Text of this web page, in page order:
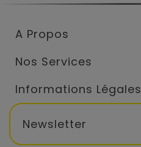
A Propos
Nos Services
Informations Légales
Newsletter